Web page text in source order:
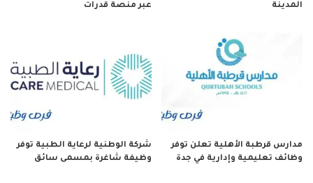
المدينة
عبر منصة قدرات
مدارس قرطبة الأهلية تعلن توفر
وظائف تعليمية وإدارية في جدة
شركة الوطنية لرعاية الطبية توفر
وظيفة شاغرة بمسمى سائق